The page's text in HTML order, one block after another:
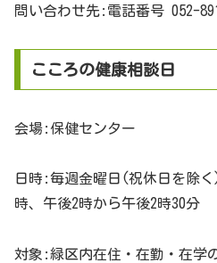
問い合わせ先:電話番号 052-
こころの健康相談日
会場:保健センター
日時:毎週金曜日(祝休日を除
時、午後2時から午後2時30分
対象:緑区内在住・在勤・在学